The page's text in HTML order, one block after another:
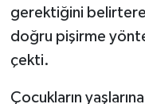
gerektiğini
doğru pişirme
çekti.
Çocukların